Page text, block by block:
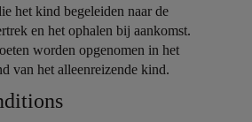
het kind begeleiden naar de
en het ophalen bij aankomst.
worden opgenomen in het
van het alleenreizende kind.